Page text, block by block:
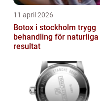
11 april 2026
Botox i stockholm trygg
behandling för naturliga
resultat